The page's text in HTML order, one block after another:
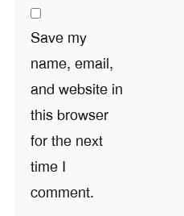
Save my
name, email,
and website in
this browser
for the next
time I
comment.